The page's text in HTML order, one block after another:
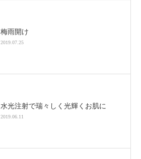
梅雨開け
2019.07.25
水光注射で瑞々しく光輝くお肌に
2019.06.11